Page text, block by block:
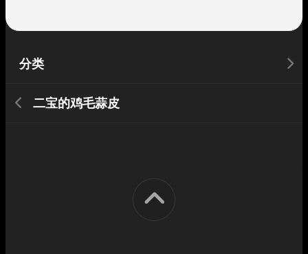
分类
二宝的鸡毛蒜皮